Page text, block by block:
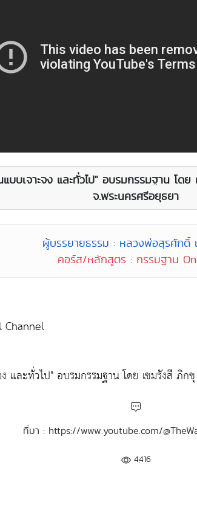
บบเจาะจง และทั่วไป" อบรมกรรมฐาน โ
จ.พระนครศรีอยุธยา
ผู้บรรยายธรรม : หลวงพ่อสุรศักดิ์
คอร์ส/หลักสูตร : กรรมฐาน
Channel
และทั่วไป" อบรมกรรมฐาน โดย เขมรังสี ภิ
ที่มา : https://www.youtube.com/
4,416